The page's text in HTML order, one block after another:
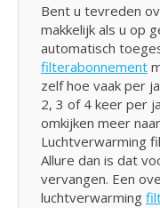
Bent u tevreden
makkelijk als u op
automatisch
filterabonnement
zelf hoe vaak per
2, 3 of 4 keer per
omkijken meer
Luchtverwarming
Allure dan is dat
vervangen. Een
luchtverwarming